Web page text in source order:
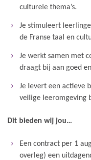
culturele thema’s.
Je stimuleert
de Franse taal en
Je werkt samen met
draagt bij aan goed
Je levert een actieve
veilige leeromgeving
Dit bieden wij jou…
Een contract per 1
overleg) een